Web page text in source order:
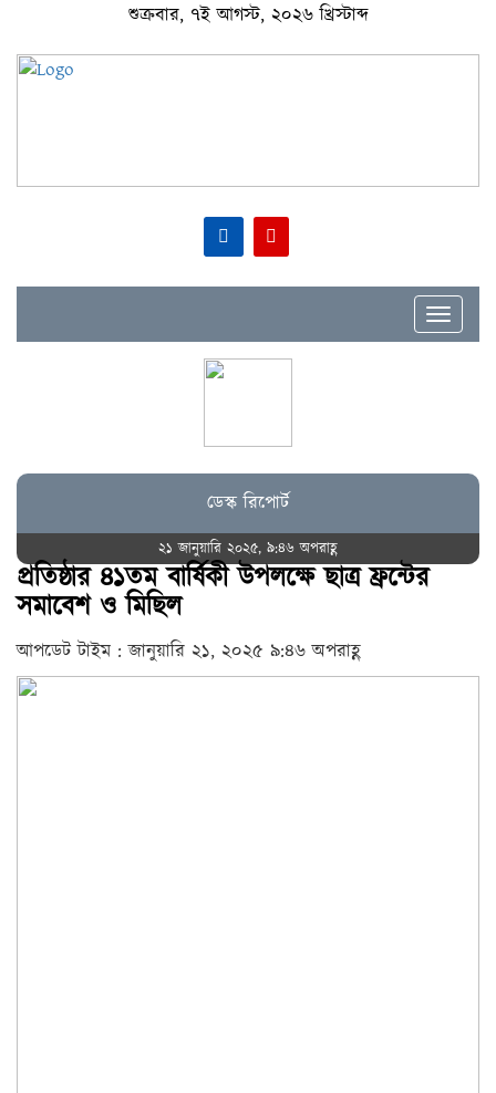
শুক্রবার, ৭ই আগস্ট, ২০২৬ খ্রিস্টাব্দ
Toggle
ডেস্ক রিপোর্ট
২১ জানুয়ারি ২০২৫, ৯:৪৬ অপরাহ্ণ
প্রতিষ্ঠার ৪১তম বার্ষিকী উপলক্ষে ছাত্র ফ্রন্টের
সমাবেশ ও মিছিল
আপডেট টাইম : জানুয়ারি ২১, ২০২৫ ৯:৪৬ অপরাহ্ণ